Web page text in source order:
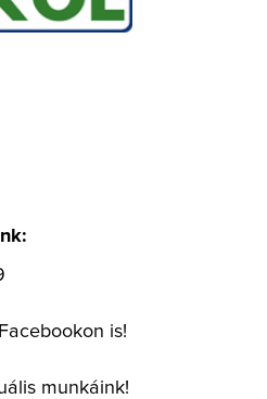
is!
munkáink!